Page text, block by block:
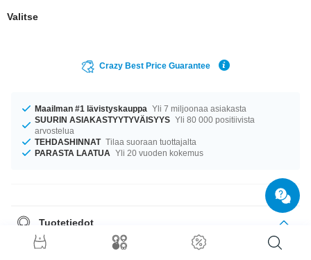
Valitse
Crazy Best Price Guarantee
Maailman #1 lävistyskauppa Yli 7 miljoonaa asiakasta
SUURIN ASIAKASTYYTYVÄISYYS Yli 80 000 positiivista
arvostelua
TEHDASHINNAT Tilaa suoraan tuottajalta
PARASTA LAATUA Yli 20 vuoden kokemus
Tuotetiedot
Saatavilla koossa 1.6 mm. Oli kokosi mikä tahansa, meiltä löytyy.
Saatavana pituuksissa 10 mm–18 mm. Tilaa nyt, älä missaa